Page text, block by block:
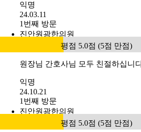
익명
24.03.11
1번째 방문
진안원광한의원
평점 5.0점 (5점 만점)
원장님 간호사님 모두 친절하십니
익명
24.10.21
1번째 방문
진안원광한의원
평점 5.0점 (5점 만점)